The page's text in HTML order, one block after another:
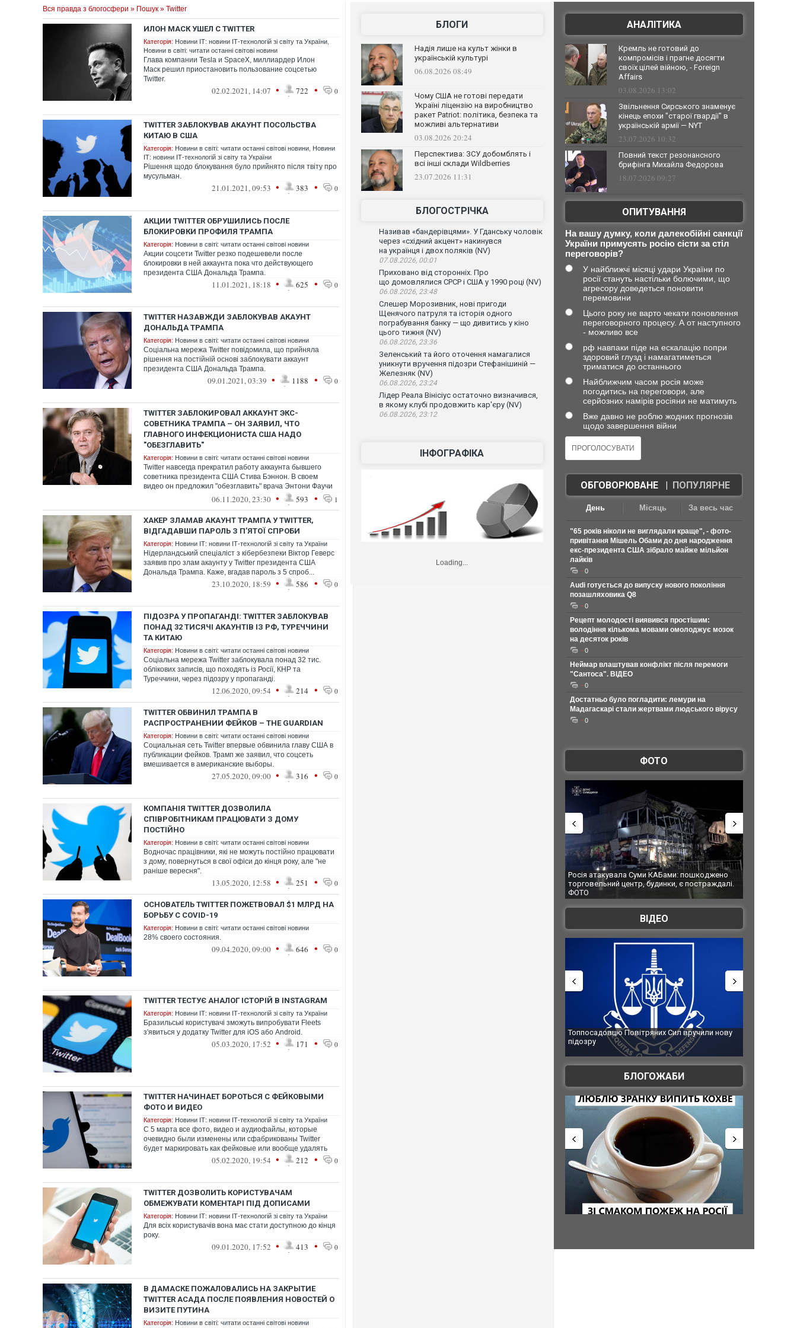
Вся правда з блогосфери » Пошук » Twitter
ИЛОН МАСК УШЕЛ С TWITTER
Категорія: Новини ІТ: новини ІТ-технологій зі світу та України
Новини в світі: читати останні світові новини
Глава компании Tesla и SpaceX, миллиардер Илон
Маск решил приостановить пользование соцсетью
Twitter.
02.02.2021, 14:07 • 722 • 0
TWITTER ЗАБЛОКУВАВ АКАУНТ ПОСОЛЬСТВА
КИТАЮ В США
Категорія: Новини в світі: читати останні світові новини Новини
ІТ: новини ІТ-технологій зі світу та України
Рішення щодо блокування було прийнято після твіту про
мусульман.
21.01.2021, 09:53 • 383 • 0
АКЦИИ TWITTER ОБРУШИЛИСЬ ПОСЛЕ
БЛОКИРОВКИ ПРОФИЛЯ ТРАМПА
Категорія: Новини в світі: читати останні світові новини
Акции соцсети Twitter резко подешевели после
блокировки в ней аккаунта пока что действующего
президента США Дональда Трампа.
11.01.2021, 18:18 • 625 • 0
TWITTER НАЗАВЖДИ ЗАБЛОКУВАВ АКАУНТ
ДОНАЛЬДА ТРАМПА
Категорія: Новини в світі: читати останні світові новини
Соціальна мережа Twitter повідомила, що прийняла
рішення на постійній основі заблокувати аккаунт
президента США Дональда Трампа.
09.01.2021, 03:39 • 1188 • 0
TWITTER ЗАБЛОКИРОВАЛ АККАУНТ ЭКС-
СОВЕТНИКА ТРАМПА – ОН ЗАЯВИЛ, ЧТО
ГЛАВНОГО ИНФЕКЦИОНИСТА США НАДО
"ОБЕЗГЛАВИТЬ"
Категорія: Новини в світі: читати останні світові новини
Twitter навсегда прекратил работу аккаунта бывшего
советника президента США Стива Бэннон. В своем
видео он предложил "обезглавить" врача Энтони Фаучи
06.11.2020, 23:30 • 593 • 1
ХАКЕР ЗЛАМАВ АКАУНТ ТРАМПА У TWITTER,
ВІДГАДАВШИ ПАРОЛЬ З П’ЯТОЇ СПРОБИ
Категорія: Новини ІТ: новини ІТ-технологій зі світу та України
Нідерландський спеціаліст з кібербезпеки Віктор Геверс
заявив про злам акаунту у Twitter президента США
Дональда Трампа. Каже, вгадав пароль з 5 спроб...
23.10.2020, 18:59 • 586 • 0
ПІДОЗРА У ПРОПАГАНДІ: TWITTER ЗАБЛОКУВАВ
ПОНАД 32 ТИСЯЧІ АКАУНТІВ ІЗ РФ, ТУРЕЧЧИНИ
ТА КИТАЮ
Категорія: Новини в світі: читати останні світові новини
Соціальна мережа Twitter заблокувала понад 32 тис.
облікових записів, що походять із Росії, КНР та
Туреччини, через підозру у пропаганді.
12.06.2020, 09:54 • 214 • 0
TWITTER ОБВИНИЛ ТРАМПА В
РАСПРОСТРАНЕНИИ ФЕЙКОВ – THE GUARDIAN
Категорія: Новини в світі: читати останні світові новини
Социальная сеть Twitter впервые обвинила главу США в
публикации фейков. Трамп же заявил, что соцсеть
вмешивается в американские выборы.
27.05.2020, 09:00 • 316 • 0
КОМПАНІЯ TWITTER ДОЗВОЛИЛА
СПІВРОБІТНИКАМ ПРАЦЮВАТИ З ДОМУ
ПОСТІЙНО
Категорія: Новини в світі: читати останні світові новини
Водночас працівники, які не можуть постійно працювати
з дому, повернуться в свої офіси до кінця року, але "не
раніше вересня".
13.05.2020, 12:58 • 251 • 0
ОСНОВАТЕЛЬ TWITTER ПОЖЕТВОВАЛ $1 МЛРД НА
БОРЬБУ С COVID-19
Категорія: Новини в світі: читати останні світові новини
28% своего состояния.
09.04.2020, 09:00 • 646 • 0
TWITTER ТЕСТУЄ АНАЛОГ ІСТОРІЙ В INSTAGRAM
Категорія: Новини ІТ: новини ІТ-технологій зі світу та України
Бразильські користувачі зможуть випробувати Fleets
з'явиться у додатку Twitter для iOS або Android.
05.03.2020, 17:52 • 171 • 0
TWITTER НАЧИНАЕТ БОРОТЬСЯ С ФЕЙКОВЫМИ
ФОТО И ВИДЕО
Категорія: Новини ІТ: новини ІТ-технологій зі світу та України
С 5 марта все фото, видео и аудиофайлы, которые
очевидно были изменены или сфабрикованы Twitter
будет маркировать как фейковые или вообще удалять
05.02.2020, 19:54 • 212 • 0
TWITTER ДОЗВОЛИТЬ КОРИСТУВАЧАМ
ОБМЕЖУВАТИ КОМЕНТАРІ ПІД ДОПИСАМИ
Категорія: Новини ІТ: новини ІТ-технологій зі світу та України
Для всіх користувачів вона має стати доступною до кінця
року.
09.01.2020, 17:52 • 413 • 0
В ДАМАСКЕ ПОЖАЛОВАЛИСЬ НА ЗАКРЫТИЕ
TWITTER АСАДА ПОСЛЕ ПОЯВЛЕНИЯ НОВОСТЕЙ О
ВИЗИТЕ ПУТИНА
Категорія: Новини в світі: читати останні світові новини
БЛОГИ
Надія лише на культ жінки в
українській культурі
06.08.2026 08:49
Чому США не готові передати
Україні ліцензію на виробництво
ракет Patriot: політика, безпека та
можливі альтернативи
03.08.2026 20:24
Перспектива: ЗСУ добомблять і
всі інші склади Wildberries
23.07.2026 11:31
БЛОГОСТРІЧКА
Називав «бандерівцями». У Гданську чоловік
через «східний акцент» накинувся
на українця і двох поляків (NV)
07.08.2026, 00:01
Приховано від сторонніх. Про
що домовлялися СРСР і США у 1990 році (NV)
06.08.2026, 23:48
Слешер Морозивник, нові пригоди
Щенячого патруля та історія одного
пограбування банку — що дивитись у кіно
цього тижня (NV)
06.08.2026, 23:36
Зеленський та його оточення намагалися
уникнути вручення підозри Стефанішиній —
Железняк (NV)
06.08.2026, 23:24
Лідер Реала Вінісіус остаточно визначився,
в якому клубі продовжить кар'єру (NV)
06.08.2026, 23:12
ІНФОГРАФІКА
Loading...
АНАЛІТИКА
Кремль не готовий до
компромісів і прагне досягти
своїх цілей війною, - Foreign
Affairs
03.08.2026 13:02
Звільнення Сирського знаменує
кінець епохи "старої гвардії" в
українській армії — NYT
23.07.2026 10:32
Повний текст резонансного
брифінга Михайла Федорова
18.07.2026 09:27
ОПИТУВАННЯ
На вашу думку, коли далекобійні санкції
України примусять росію сісти за стіл
переговорів?
У найближчі місяці удари України по
росії стануть настільки болючими, що
агресору доведеться поновити
перемовини
Цього року не варто чекати поновлення
переговорного процесу. А от наступного
- можливо все
рф навпаки піде на ескалацію попри
здоровий глузд і намагатиметься
триматися до останнього
Найближчим часом росія може
погодитись на переговори, але
серйозних намірів росіяни не матимуть
Вже давно не роблю жодних прогнозів
щодо завершення війни
ОБГОВОРЮВАНЕ| ПОПУЛЯРНЕ
День Місяць За весь час
"65 років ніколи не виглядали краще", - фото-
привітання Мішель Обами до дня народження
екс-президента США зібрало майже мільйон
лайків
0
Audi готується до випуску нового покоління
позашляховика Q8
0
Рецепт молодості виявився простішим:
володіння кількома мовами омолоджує мозок
на десяток років
0
Неймар влаштував конфлікт після перемоги
"Сантоса". ВІДЕО
0
Достатньо було погладити: лемури на
Мадагаскарі стали жертвами людського вірусу
0
ФОТО
Росія атакувала Суми КАБами: пошкоджено
торговельний центр, будинки, є постраждалі.
Українські надзвичайники врятували козуленя
під час ліквідації масштабної лісової пожежі у
ВІДЕО
Топпосадовцю Повітряних Сил вручили нову
Сили оборони уразили Ярославський НПЗ:
губернатор регіону заявив про наймасштабнішу
атаку. ВІДЕО
БЛОГОЖАБИ